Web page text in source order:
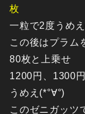
枚
一粒で2度うめ
この後はプラム
80枚と上乗せ
1200円、1300
うめえ(*°∀°)
このゼニガッツ